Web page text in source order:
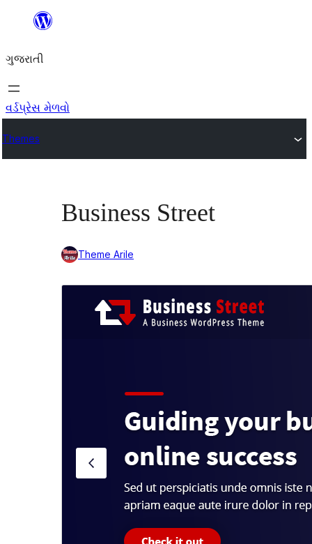
કંટેન્ટ(લખાણ)
જાઓ
ગુજરાતી
વર્ડપ્રેસ મેળવો
Themes
Business Street
Theme Arile